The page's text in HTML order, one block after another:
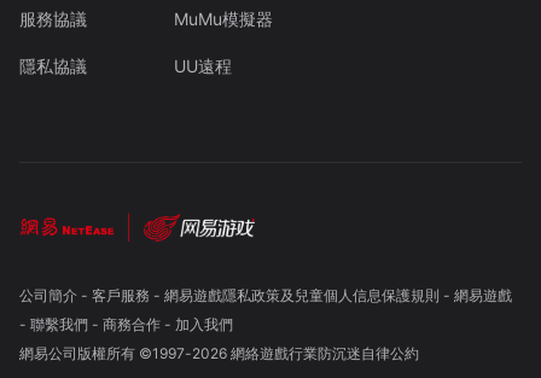
服務協議
隱私協議
MuMu模擬器
UU遠程
公司簡介- 客戶服務 - 網易遊戲隱私政策及兒童個人信息保護規則 - 網易遊戲
- 聯繫我們- 商務合作- 加入我們
網易公司版權所有 ©1997-2026 網絡遊戲行業防沉迷自律公約